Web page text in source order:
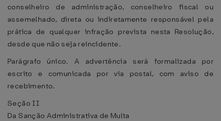
conselheiro de administração, conselheiro fiscal ou
assemelhado, direta ou indiretamente responsável pela
prática de qualquer infração prevista nesta Resolução,
desde que não seja reincidente.
Parágrafo único. A advertência será formalizada por
escrito e comunicada por via postal, com aviso de
recebimento.
Seção II
Da Sanção Administrativa de Multa